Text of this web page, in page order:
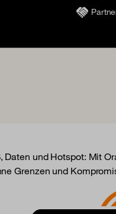
Daten und Hotspot: Mit
Grenzen und